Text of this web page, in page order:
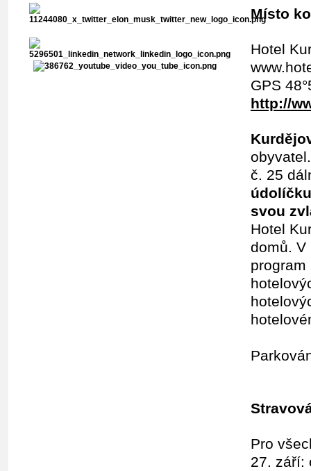
Místo
Hotel
GPS
http://
č. 25
svou
Hotel
domů. V
Pro
27. září: